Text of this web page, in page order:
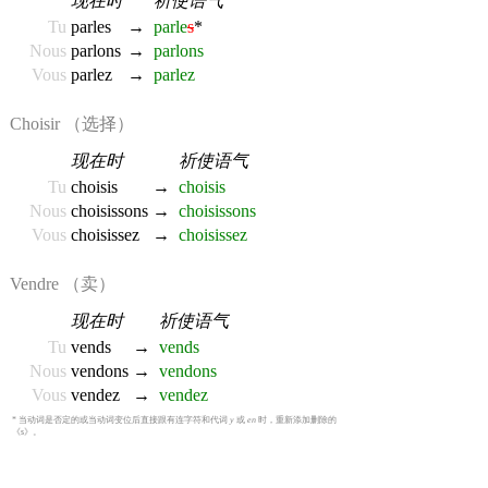
Tu parles → parles*
Nous parlons →
parlons
Vous parlez → parlez
Choisir （选择）
现在时
祈使语气
Tu choisis →
choisis
Nous choisissons →
choisissons
Vous choisissez → choisissez
Vendre （卖）
现在时
祈使语气
Tu vends →
vends
Nous vendons →
vendons
Vous vendez → vendez
* 当动词是否定的或当动词变位后直接跟有连字符和代词 y 或 en 时，重新添加删除的
《s》。